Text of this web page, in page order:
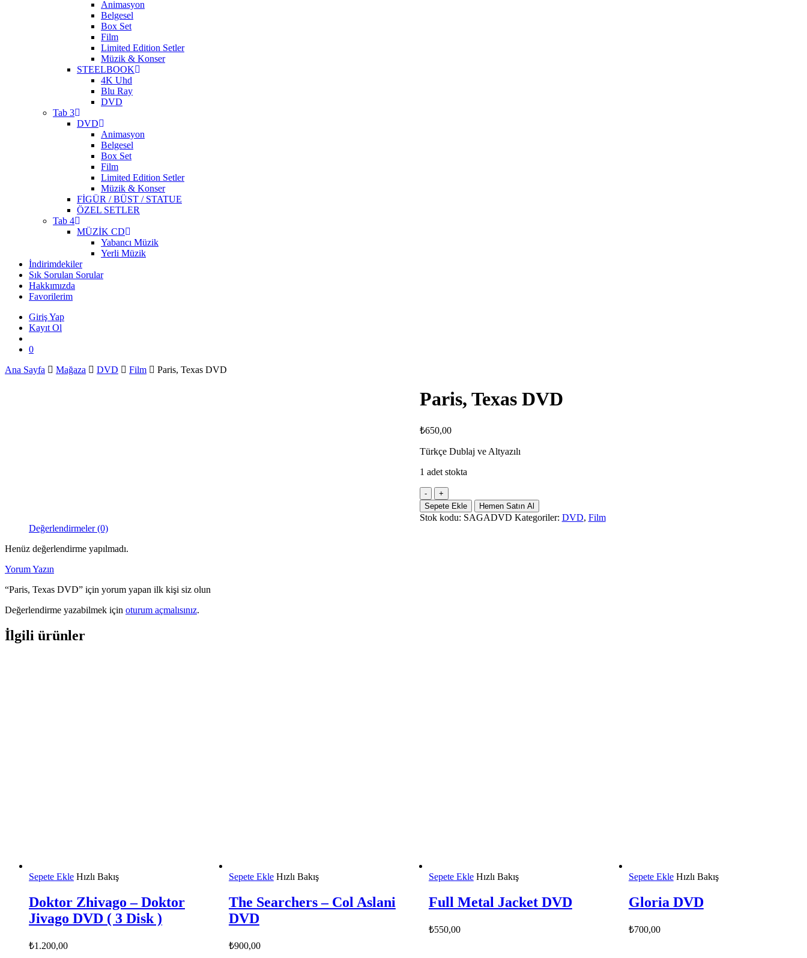
Animasyon
Belgesel
Box Set
Film
Limited Edition Setler
Müzik & Konser
STEELBOOK
4K Uhd
Blu Ray
DVD
Tab 3
DVD
Animasyon
Belgesel
Box Set
Film
Limited Edition Setler
Müzik & Konser
FİGÜR / BÜST / STATUE
ÖZEL SETLER
Tab 4
MÜZİK CD
Yabancı Müzik
Yerli Müzik
İndirimdekiler
Sık Sorulan Sorular
Hakkımızda
Favorilerim
Giriş Yap
Kayıt Ol
0
Ana Sayfa
Mağaza DVD Film Paris, Texas DVD
Paris, Texas DVD
₺650,00
Türkçe Dublaj ve Altyazılı
1 adet stokta
Paris,
Texas
DVD
adet
Sepete Ekle Hemen Satın Al
Stok kodu: SAGADVD Kategoriler: DVD, Film
Değerlendirmeler (0)
Henüz değerlendirme yapılmadı.
Yorum Yazın
“Paris, Texas DVD” için yorum yapan ilk kişi siz olun
Değerlendirme yazabilmek için oturum açmalısınız.
İlgili ürünler
Sepete Ekle Hızlı Bakış
Doktor Zhivago – Doktor
Jivago DVD ( 3 Disk )
₺1.200,00
Sepete Ekle Hızlı Bakış
The Searchers – Col Aslani
DVD
₺900,00
Sepete Ekle Hızlı Bakış
Full Metal Jacket DVD
₺550,00
Sepete Ekle Hızlı Bakış
Gloria DVD
₺700,00